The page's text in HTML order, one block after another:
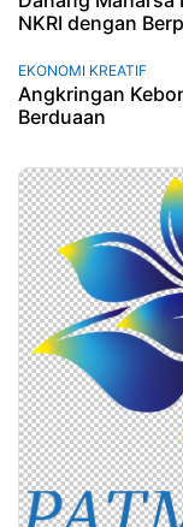
NKRI dengan
EKONOMI KREATIF
Angkringan
Berduaan